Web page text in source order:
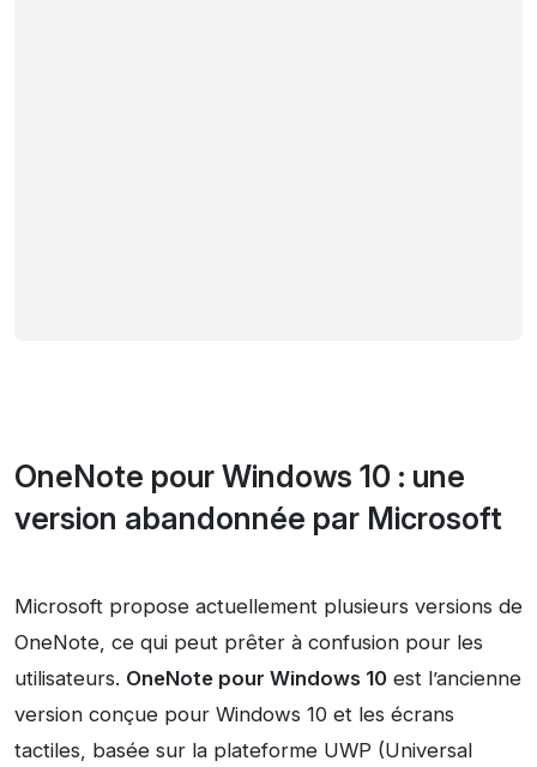
OneNote pour Windows 10 : une
version abandonnée par Microsoft
Microsoft propose actuellement plusieurs versions de
OneNote, ce qui peut prêter à confusion pour les
utilisateurs. OneNote pour Windows 10 est l’ancienne
version conçue pour Windows 10 et les écrans
tactiles, basée sur la plateforme UWP (Universal